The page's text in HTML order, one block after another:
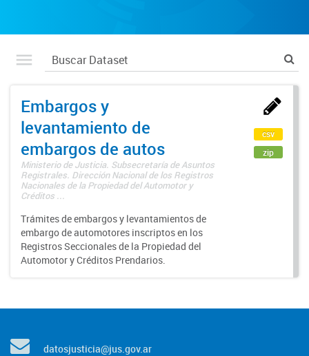
Embargos y
levantamiento de
embargos de autos
Ministerio de Justicia. Subsecretaría de Asuntos
Registrales. Dirección Nacional de los Registros
Nacionales de la Propiedad del Automotor y
Créditos ...
Trámites de embargos y levantamientos de
embargo de automotores inscriptos en los
Registros Seccionales de la Propiedad del
Automotor y Créditos Prendarios.
csv
zip
datosjusticia@jus.gov.ar